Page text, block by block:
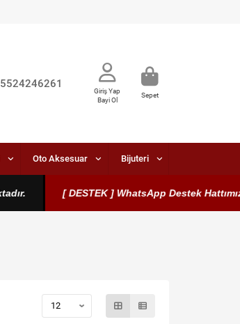
Giriş Yap
Bayi Ol
Sepet
Oto Aksesuar Bijuteri
[ DESTEK ] WhatsApp Destek Hattımız